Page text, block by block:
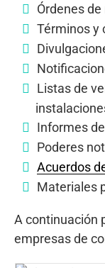
Órdenes
Términos y
Listas de
Informes
Poderes
Acuerdos
Materiales
A continuación
empresas de